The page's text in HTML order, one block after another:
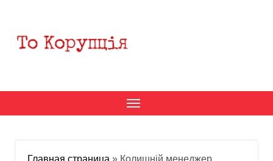
Главная страница » Колишній менеджер